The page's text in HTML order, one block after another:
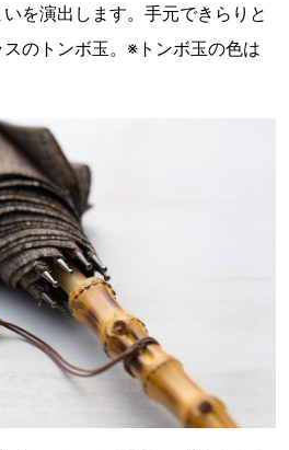
を演出します。手元できらりと
のトンボ玉。※トンボ玉の色は